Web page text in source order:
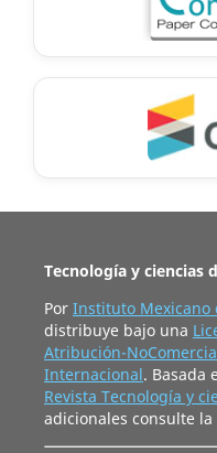
Tecnología y ciencias
Por Instituto Mexicano
distribuye bajo una
Atribución-
Internacional. Basada
Revista Tecnología y
adicionales consulte la